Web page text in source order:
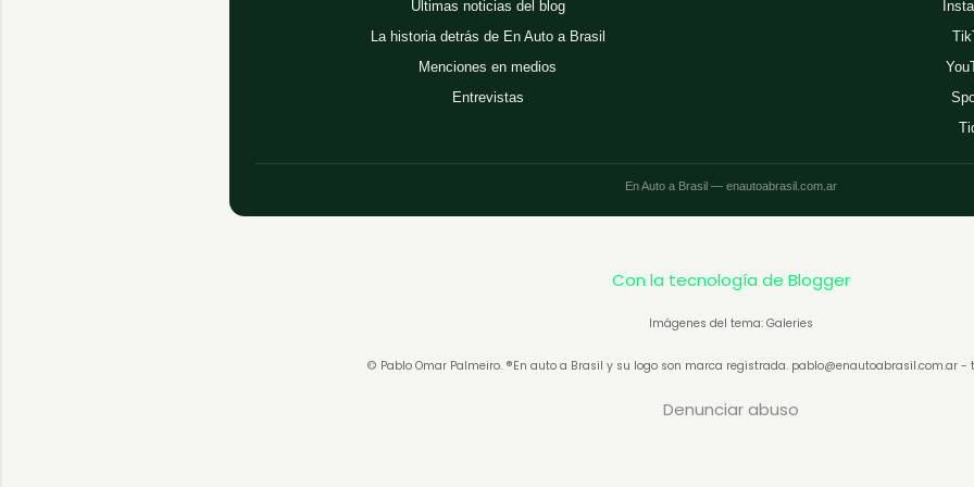
Últimas noticias del blog
La historia detrás de En Auto a Brasil
Menciones en medios
Entrevistas
En Auto a Brasil — enautoabrasil.com.ar
Con la tecnología de Blogger
Imágenes del tema: Galeries
© Pablo Omar Palmeiro. ®En auto a Brasil y su logo son marca registrada. pablo@enautoabrasil.com.ar -
Denunciar abuso